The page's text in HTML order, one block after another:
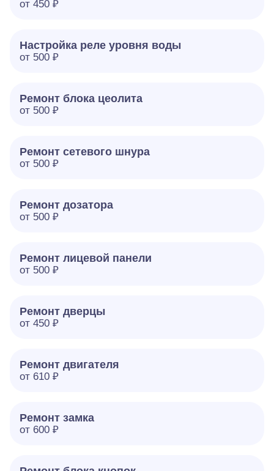
от 450 ₽
Настройка реле уровня воды
от 500 ₽
Ремонт блока цеолита
от 500 ₽
Ремонт сетевого шнура
от 500 ₽
Ремонт дозатора
от 500 ₽
Ремонт лицевой панели
от 500 ₽
Ремонт дверцы
от 450 ₽
Ремонт двигателя
от 610 ₽
Ремонт замка
от 600 ₽